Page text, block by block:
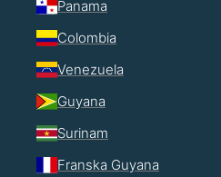
Panama
Colombia
Venezuela
Guyana
Surinam
Franska Guyana